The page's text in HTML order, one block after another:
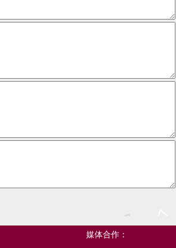
媒体合作：